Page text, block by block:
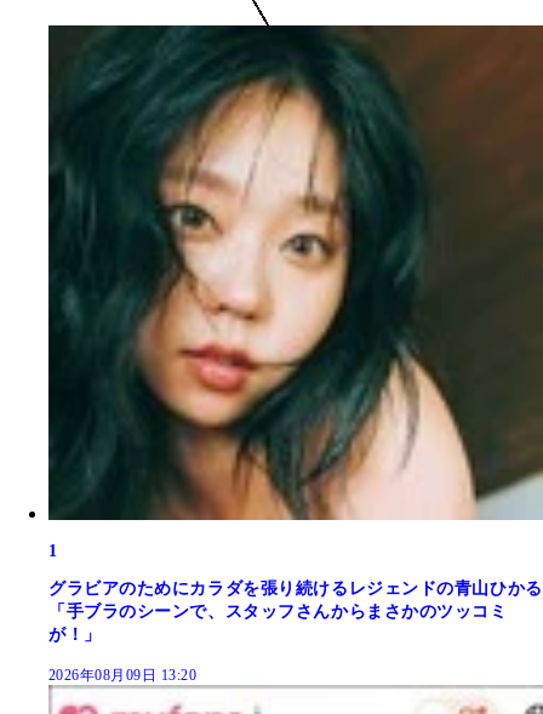
1
グラビアのためにカラダを張り続けるレジェンドの青山ひかる
「手ブラのシーンで、スタッフさんからまさかのツッコミ
が！」
2026年08月09日 13:20